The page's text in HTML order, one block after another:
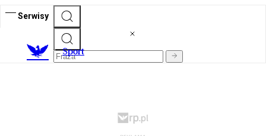
Serwisy
Sport